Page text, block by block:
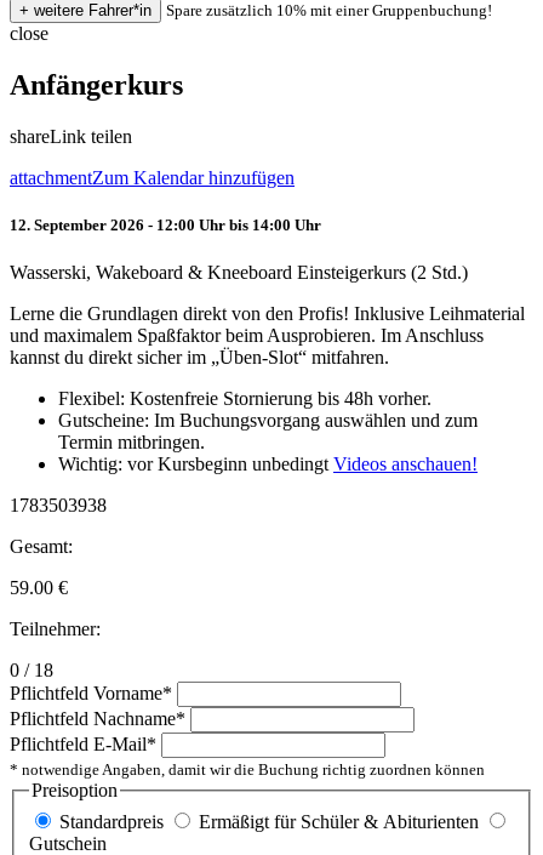
Spare zusätzlich 10% mit einer Gruppenbuchung!
close
Anfängerkurs
shareLink teilen
attachmentZum Kalendar hinzufügen
12. September 2026 - 12:00 Uhr bis 14:00 Uhr
Wasserski, Wakeboard & Kneeboard Einsteigerkurs (2 Std.)
Lerne die Grundlagen direkt von den Profis! Inklusive Leihmaterial
und maximalem Spaßfaktor beim Ausprobieren. Im Anschluss
kannst du direkt sicher im „Üben-Slot“ mitfahren.
Flexibel: Kostenfreie Stornierung bis 48h vorher.
Gutscheine: Im Buchungsvorgang auswählen und zum
Termin mitbringen.
Wichtig: vor Kursbeginn unbedingt Videos anschauen!
1783503938
Gesamt:
59.00 €
Teilnehmer:
0 / 18
Pflichtfeld Vorname*
Pflichtfeld Nachname*
Pflichtfeld E-Mail*
* notwendige Angaben, damit wir die Buchung richtig zuordnen können
Preisoption
Standardpreis
Ermäßigt für Schüler & Abiturienten
Gutschein